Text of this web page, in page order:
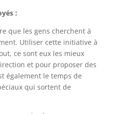
:
que les gens cherchent à
Utiliser cette initiative à
ce sont eux les mieux
et pour proposer des
également le temps de
qui sortent de